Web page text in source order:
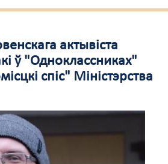
актывіста
ў "Одноклассниках"
спіс" Міністэрства